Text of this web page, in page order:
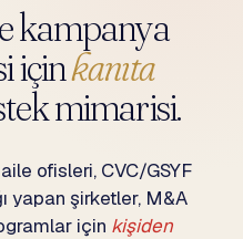
▾
→
kampanya
içinkanıta
mimarisi.
ofisleri, CVC/GSYF
yapan şirketler, M&A
için kişiden